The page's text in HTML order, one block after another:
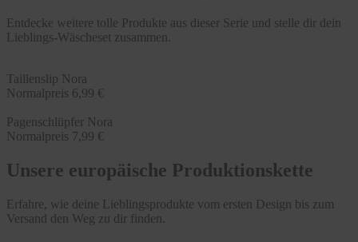
Entdecke weitere tolle Produkte aus dieser Serie und stelle dir dein
Lieblings-Wäscheset zusammen.
Taillenslip Nora
Normalpreis 6,99 €
Pagenschlüpfer Nora
Normalpreis 7,99 €
Unsere europäische Produktionskette
Erfahre, wie deine Lieblingsprodukte vom ersten Design bis zum
Versand den Weg zu dir finden.